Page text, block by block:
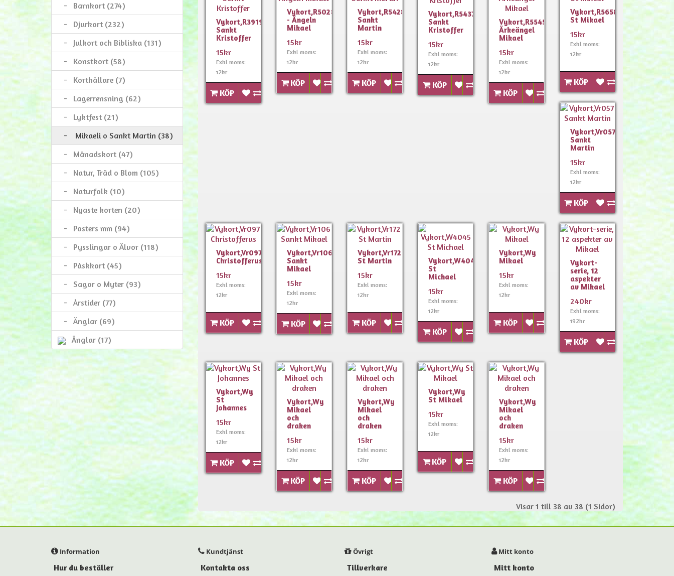
- Barnkort (274)
- Djurkort (232)
- Julkort och Bibliska (131)
- Konstkort (58)
- Korthållare (7)
- Lagerrensning (62)
- Lyktfest (21)
-
Mikaeli o Sankt Martin (38)
- Månadskort (47)
- Natur, Träd o Blom (105)
- Naturfolk (10)
- Nyaste korten (20)
- Posters mm (94)
- Pysslingar o Älvor (118)
- Påskkort (45)
- Sagor o Myter (93)
- Årstider (77)
- Änglar (69)
Änglar (17)
Vykort,R3919
Sankt
Kristoffer
15kr
Exkl moms:
12kr
KÖP
Vykort,R5028
- Ängeln
Mikael
15kr
Exkl moms:
12kr
KÖP
Vykort,R5428
Sankt
Martin
15kr
Exkl moms:
12kr
KÖP
Vykort,R5437
Sankt
Kristoffer
15kr
Exkl moms:
12kr
KÖP
Vykort,R5545
Ärkeängel
Mikael
15kr
Exkl moms:
12kr
KÖP
Vykort,R5658
St Mikael
15kr
Exkl moms:
12kr
KÖP
Vykort,Vr057
Sankt
Martin
15kr
Exkl moms:
12kr
KÖP
Vykort,Vr097
Christofferus
15kr
Exkl moms:
12kr
KÖP
Vykort,Vr106
Sankt
Mikael
15kr
Exkl moms:
12kr
KÖP
Vykort,Vr172
St Martin
15kr
Exkl moms:
12kr
KÖP
Vykort,W4045
St
Michael
15kr
Exkl moms:
12kr
KÖP
Vykort,Wy
Mikael
15kr
Exkl moms:
12kr
KÖP
Vykort-
serie, 12
aspekter
av Mikael
240kr
Exkl moms:
192kr
KÖP
Vykort,Wy
St
Johannes
15kr
Exkl moms:
12kr
KÖP
Vykort,Wy
Mikael
och
draken
15kr
Exkl moms:
12kr
KÖP
Vykort,Wy
Mikael
och
draken
15kr
Exkl moms:
12kr
KÖP
Vykort,Wy
St Mikael
15kr
Exkl moms:
12kr
KÖP
Vykort,Wy
Mikael
och
draken
15kr
Exkl moms:
12kr
KÖP
Visar 1 till 38 av 38 (1 Sidor)
Information
Hur du beställer
Kundtjänst
Kontakta oss
Övrigt
Tillverkare
Mitt konto
Mitt konto